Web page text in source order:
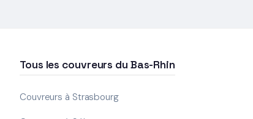
Tous les couvreurs du Bas-Rhin
Couvreurs à Strasbourg